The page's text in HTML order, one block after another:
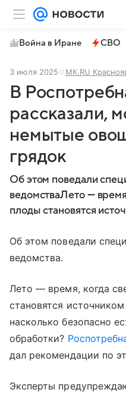
Война в Иране СВО
3 июля 2025 МК.RU
В
рассказали,
немытые
грядок
Об этом поведали
ведомстваЛето —
плоды становятся
Об этом поведали
ведомства.
Лето — время, когда
становятся
насколько безопасно
обработки?
дал рекомендации по
Эксперты